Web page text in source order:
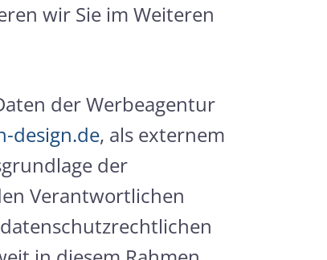
wir Sie im Weiteren
der Werbeagentur
design.de, als externem
der
Verantwortlichen